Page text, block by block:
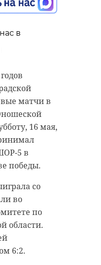
в
матчи в
16 мая,
5 в
победы.
со
во
по
области.
6:2.
«За
для
Кировского
первой
письма и
18 мая,
и
в этом
из цикла
году был
с